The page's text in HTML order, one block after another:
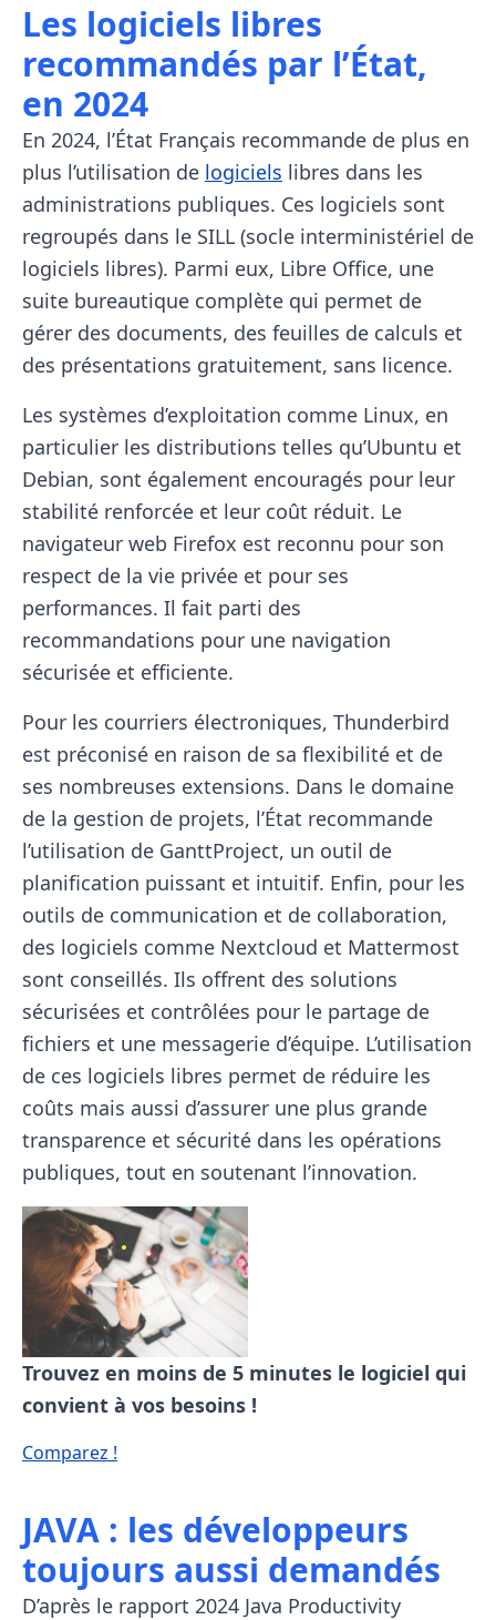
Les logiciels libres
recommandés par l’État,
en 2024
En 2024, l’État Français recommande de plus en
plus l’utilisation de logiciels libres dans les
administrations publiques. Ces logiciels sont
regroupés dans le SILL (socle interministériel de
logiciels libres). Parmi eux, Libre Office, une
suite bureautique complète qui permet de
gérer des documents, des feuilles de calculs et
des présentations gratuitement, sans licence.
Les systèmes d’exploitation comme Linux, en
particulier les distributions telles qu’Ubuntu et
Debian, sont également encouragés pour leur
stabilité renforcée et leur coût réduit. Le
navigateur web Firefox est reconnu pour son
respect de la vie privée et pour ses
performances. Il fait parti des
recommandations pour une navigation
sécurisée et efficiente.
Pour les courriers électroniques, Thunderbird
est préconisé en raison de sa flexibilité et de
ses nombreuses extensions. Dans le domaine
de la gestion de projets, l’État recommande
l’utilisation de GanttProject, un outil de
planification puissant et intuitif. Enfin, pour les
outils de communication et de collaboration,
des logiciels comme Nextcloud et Mattermost
sont conseillés. Ils offrent des solutions
sécurisées et contrôlées pour le partage de
fichiers et une messagerie d’équipe. L’utilisation
de ces logiciels libres permet de réduire les
coûts mais aussi d’assurer une plus grande
transparence et sécurité dans les opérations
publiques, tout en soutenant l’innovation.
Trouvez en moins de 5 minutes le logiciel qui
convient à vos besoins !
Comparez !
JAVA : les développeurs
toujours aussi demandés
D’après le rapport 2024 Java Productivity